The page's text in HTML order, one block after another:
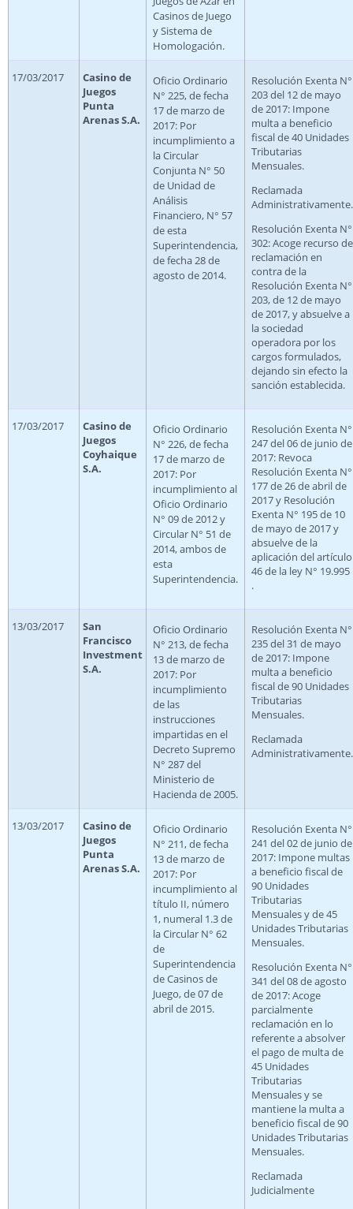
Casinos de Juego
y Sistema de
Homologación.
17/03/2017
Casino de
Juegos
Punta
Arenas S.A.
Oficio Ordinario
N° 225, de fecha
17 de marzo de
2017: Por
incumplimiento a
la Circular
Conjunta N° 50
de Unidad de
Análisis
Financiero, N° 57
de esta
Superintendencia,
de fecha 28 de
agosto de 2014.
Resolución Exenta N°
203 del 12 de mayo
de 2017: Impone
multa a beneficio
fiscal de 40 Unidades
Tributarias
Mensuales.
Reclamada
Administrativamente.
Resolución Exenta N°
302: Acoge recurso de
reclamación en
contra de la
Resolución Exenta N°
203, de 12 de mayo
de 2017, y absuelve a
la sociedad
operadora por los
cargos formulados,
dejando sin efecto la
sanción establecida.
17/03/2017
Casino de
Juegos
Coyhaique
S.A.
Oficio Ordinario
N° 226, de fecha
17 de marzo de
2017: Por
incumplimiento al
Oficio Ordinario
N° 09 de 2012 y
Circular N° 51 de
2014, ambos de
esta
Superintendencia.
Resolución Exenta N°
247 del 06 de junio de
2017: Revoca
Resolución Exenta N°
177 de 26 de abril de
2017 y Resolución
Exenta N° 195 de 10
de mayo de 2017 y
absuelve de la
aplicación del artículo
46 de la ley N° 19.995
.
13/03/2017
San
Francisco
Investment
S.A.
Oficio Ordinario
N° 213, de fecha
13 de marzo de
2017: Por
incumplimiento
de las
instrucciones
impartidas en el
Decreto Supremo
N° 287 del
Ministerio de
Hacienda de 2005.
Resolución Exenta N°
235 del 31 de mayo
de 2017: Impone
multa a beneficio
fiscal de 90 Unidades
Tributarias
Mensuales.
Reclamada
Administrativamente.
13/03/2017
Casino de
Juegos
Punta
Arenas S.A.
Oficio Ordinario
N° 211, de fecha
13 de marzo de
2017: Por
incumplimiento al
título II, número
1, numeral 1.3 de
la Circular N° 62
de
Superintendencia
de Casinos de
Juego, de 07 de
abril de 2015.
Resolución Exenta N°
241 del 02 de junio de
2017: Impone multas
a beneficio fiscal de
90 Unidades
Tributarias
Mensuales y de 45
Unidades Tributarias
Mensuales.
Resolución Exenta N°
341 del 08 de agosto
de 2017: Acoge
parcialmente
reclamación en lo
referente a absolver
el pago de multa de
45 Unidades
Tributarias
Mensuales y se
mantiene la multa a
beneficio fiscal de 90
Unidades Tributarias
Mensuales.
Reclamada
Judicialmente